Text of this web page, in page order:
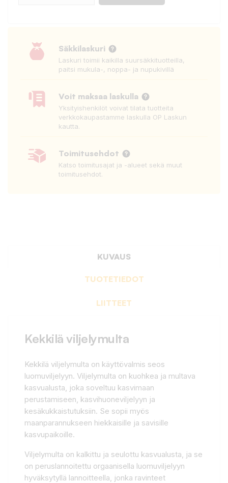
Säkkilaskuri
Laskuri toimii kaikilla suursäkkituotteilla,
paitsi mukula-, noppa- ja nupukivillä
Voit maksaa laskulla
Yksityishenkilöt voivat tilata tuotteita
verkkokaupastamme laskulla OP Laskun
kautta.
Toimitusehdot
Katso toimitusajat ja -alueet sekä muut
toimitusehdot.
KUVAUS
TUOTETIEDOT
LIITTEET
Kekkilä viljelymulta
Kekkilä viljelymulta on käyttövalmis seos
luomuviljelyyn. Viljelymulta on kuohkea ja multava
kasvualusta, joka soveltuu kasvimaan
perustamiseen, kasvihuoneviljelyyn ja
kesäkukkaistutuksiin. Se sopii myös
maanparannukseen hiekkaisille ja savisille
kasvupaikoille.
Viljelymulta on kalkittu ja seulottu kasvualusta, ja se
on peruslannoitettu orgaanisella luomuviljelyyn
hyväksytyllä lannoitteella, jonka ravinteet